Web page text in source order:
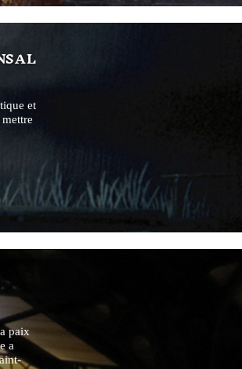
et
paix
a